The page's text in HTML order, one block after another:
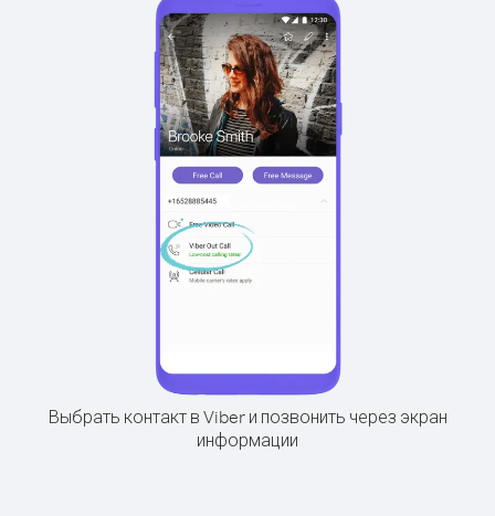
Выбрать контакт в Viber и позвонить через экран
информации